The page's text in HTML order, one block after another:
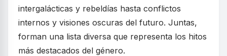
intergalácticas y rebeldías hasta conflictos
internos y visiones oscuras del futuro. Juntas,
forman una lista diversa que representa los hitos
más destacados del género.